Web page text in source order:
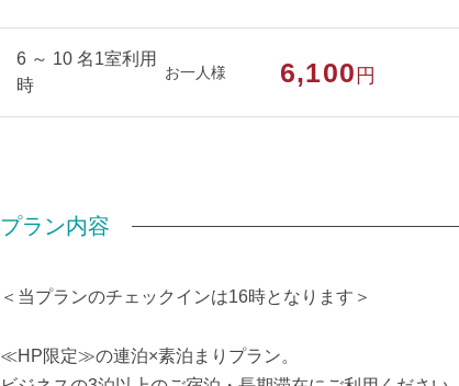
6 ～ 10 名1室利用
時
お一人様 6,100 円
プラン内容
＜当プランのチェックインは16時となります＞
≪HP限定≫の連泊×素泊まりプラン。